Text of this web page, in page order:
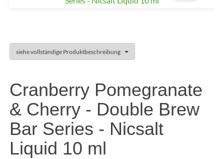
siehe vollständige Produktbeschreibung
Cranberry Pomegranate
& Cherry - Double Brew
Bar Series - Nicsalt
Liquid 10 ml